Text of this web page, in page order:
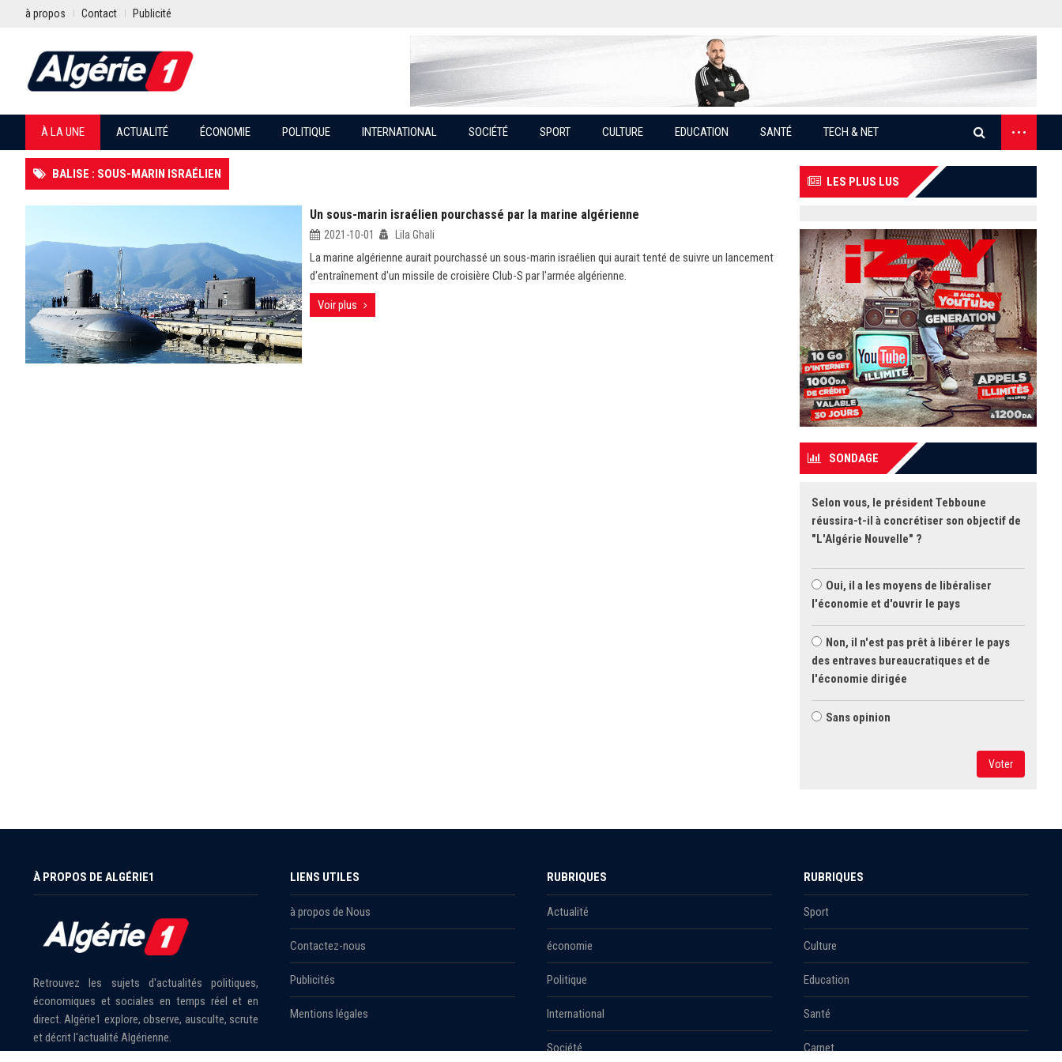
à propos Contact Publicité
À LA UNE ACTUALITÉ ÉCONOMIE POLITIQUE INTERNATIONAL SOCIÉTÉ SPORT CULTURE EDUCATION SANTÉ TECH & NET ...
BALISE : SOUS-MARIN ISRAÉLIEN
Un sous-marin israélien pourchassé par la marine algérienne
2021-10-01 Lila Ghali
La marine algérienne aurait pourchassé un sous-marin israélien qui aurait tenté de suivre un lancement
d'entraînement d'un missile de croisière Club-S par l'armée algérienne.
Voir plus
LES PLUS LUS
SONDAGE
Selon vous, le président Tebboune
réussira-t-il à concrétiser son objectif de
"L'Algérie Nouvelle" ?
Oui, il a les moyens de libéraliser
l'économie et d'ouvrir le pays
Non, il n'est pas prêt à libérer le pays
des entraves bureaucratiques et de
l'économie dirigée
Sans opinion
Voter
À PROPOS DE ALGÉRIE1
Retrouvez les sujets d'actualités politiques,
économiques et sociales en temps réel et en
direct. Algérie1 explore, observe, ausculte, scrute
et décrit l'actualité Algérienne.
LIENS UTILES
à propos de Nous
Contactez-nous
Publicités
Mentions légales
RUBRIQUES
Actualité
économie
Politique
International
Société
RUBRIQUES
Sport
Culture
Education
Santé
Carnet